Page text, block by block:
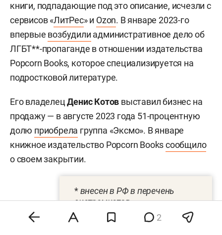
книги, подпадающие под это описание, исчезли с
сервисов «ЛитРес» и Ozon. В январе 2023-го
впервые возбудили административное дело об
ЛГБТ**-пропаганде в отношении издательства
Popcorn Books, которое специализируется на
подростковой литературе.
Его владелецДенис Котов выставил бизнес на
продажу — в августе 2023 года 51-процентную
долю приобрела группа «Эксмо». В январе
книжное издательство Popcorn Booksсообщило
о своем закрытии.
*внесен в РФ в перечень
экстремистов
** движение признано
2